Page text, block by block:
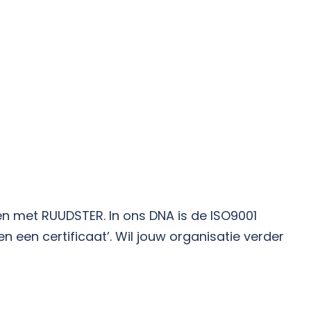
RUUDSTER. In ons DNA is de ISO9001
een certificaat’. Wil jouw organisatie verder